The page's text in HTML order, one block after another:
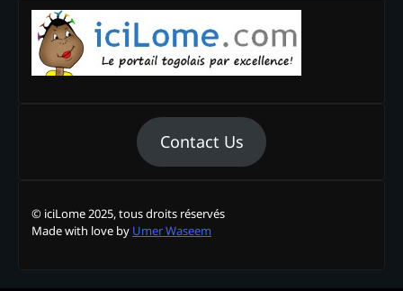
Contact Us
© iciLome 2025, tous droits réservés
Made with love by Umer Waseem